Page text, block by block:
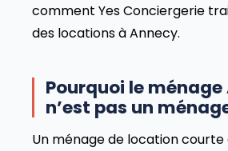
comment Yes Conciergerie
des locations à Annecy.
Pourquoi le ménage
n’est pas un
Un ménage de location courte